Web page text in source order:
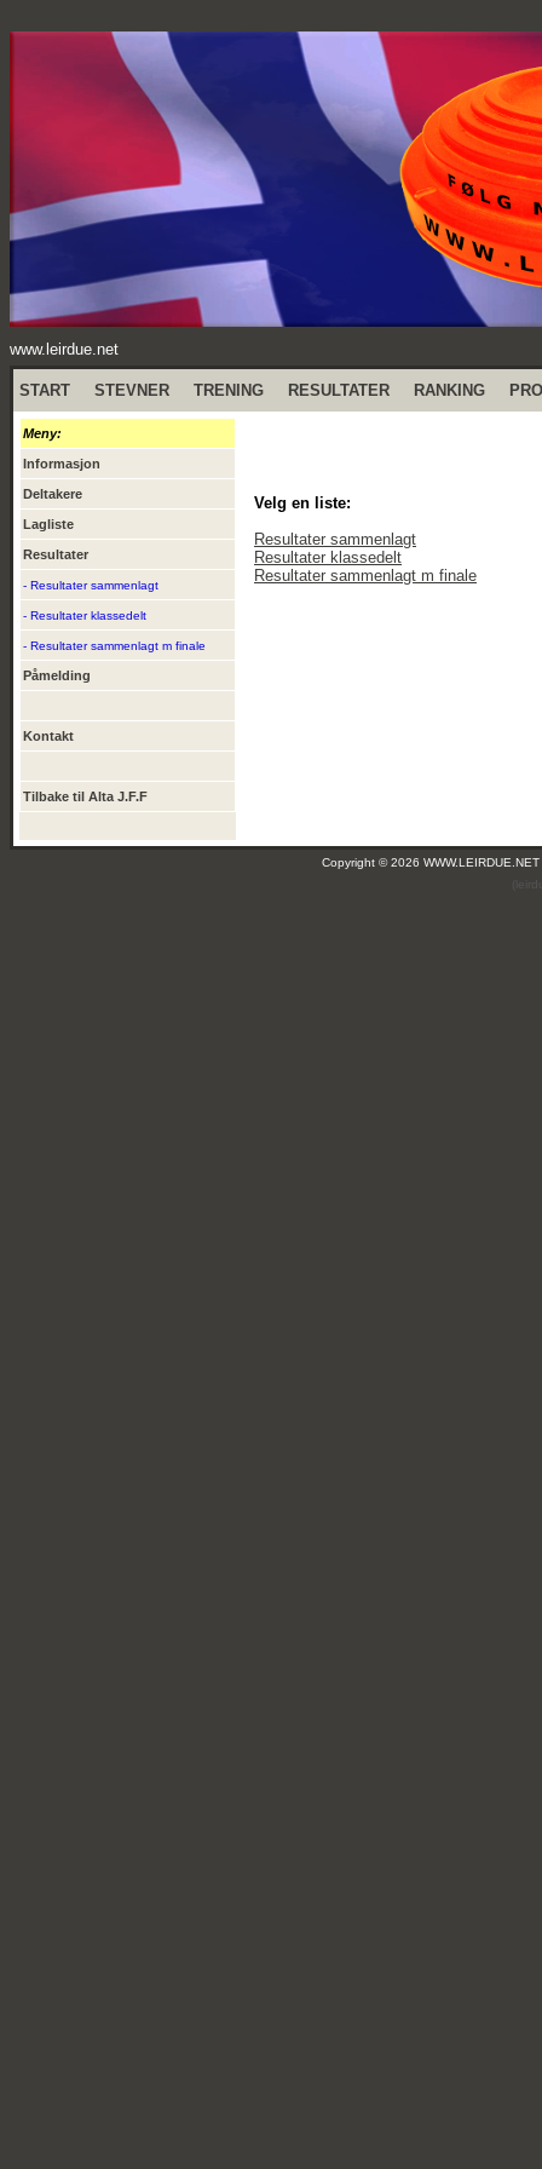
www.leirdue.net
START STEVNER TRENING RESULTATER RANKING
Meny:
Informasjon
Deltakere
Lagliste
Resultater
- Resultater sammenlagt
- Resultater klassedelt
- Resultater sammenlagt m finale
Påmelding
Kontakt
Tilbake til Alta J.F.F
Velg en liste:
Resultater sammenlagt
Resultater klassedelt
Resultater sammenlagt m finale
Copyright © 2026